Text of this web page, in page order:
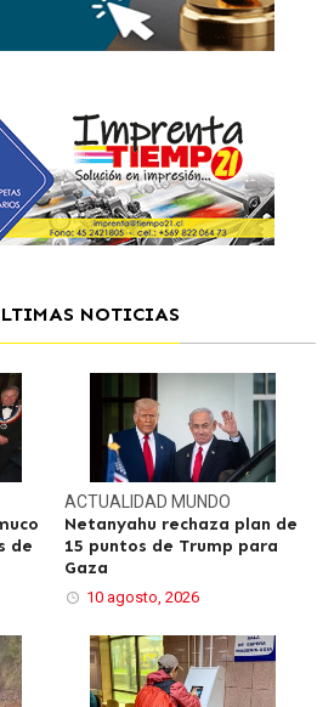
NOTICIAS
de
ACTUALIDAD MUNDO
Netanyahu rechaza plan de
15 puntos de Trump para
Gaza
10 agosto, 2026